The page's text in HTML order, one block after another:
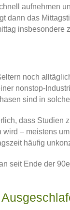
aufnehmen
dann das
insbesondere
noch
nonstop-
sind in
dass Studien
wird – meistens
häufig
seit Ende der